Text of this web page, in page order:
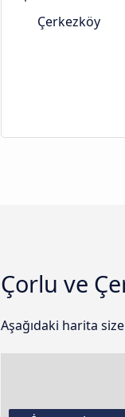
Çerkezköy
Çorlu ve
Aşağıdaki harita